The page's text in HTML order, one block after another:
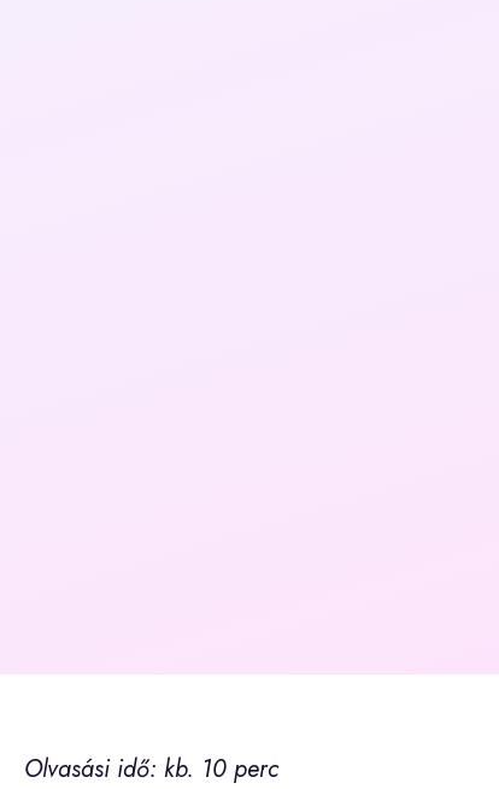
Olvasási idő: kb. 10 perc